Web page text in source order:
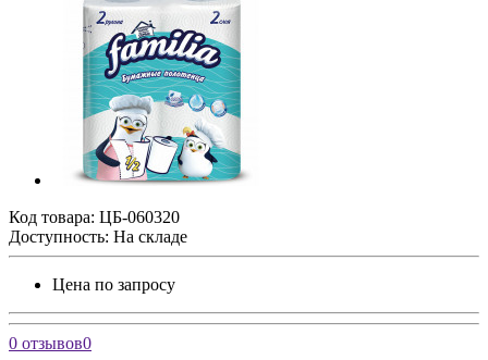
Код товара: ЦБ-060320
Доступность: На складе
Цена по запросу
0 отзывов0